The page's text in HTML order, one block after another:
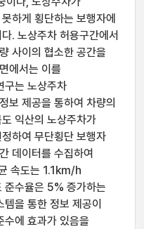
하게 횡단하는 보행자에
. 노상주차 허용구간에서
사이의 협소한 공간을
에서는 이를
구는 노상주차
보 제공을 통하여 차량의
익산의 노상주차가
하여 무단횡단 보행자
데이터를 수집하여
속도는 1.1km/h
준수율은 5% 증가하는
을 통한 정보 제공이
수에 효과가 있음을